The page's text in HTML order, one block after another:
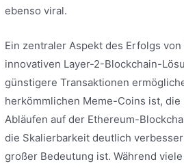
ebenso viral.
Ein zentraler Aspekt des Erfolgs
innovativen Layer-2-Blockchain-
günstigere Transaktionen
herkömmlichen Meme-Coins ist,
Abläufen auf der Ethereum-
die Skalierbarkeit deutlich
großer Bedeutung ist. Während